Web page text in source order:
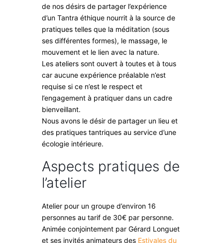
de nos désirs de partager l’expérience
d’un Tantra éthique nourrit à la source de
pratiques telles que la méditation (sous
ses différentes formes), le massage, le
mouvement et le lien avec la nature.
Les ateliers sont ouvert à toutes et à tous
car aucune expérience préalable n’est
requise si ce n’est le respect et
l’engagement à pratiquer dans un cadre
bienveillant.
Nous avons le désir de partager un lieu et
des pratiques tantriques au service d’une
écologie intérieure.
Aspects pratiques de
l’atelier
Atelier pour un groupe d’environ 16
personnes au tarif de 30€ par personne.
Animée conjointement par Gérard Longuet
et ses invités animateurs des Estivales du